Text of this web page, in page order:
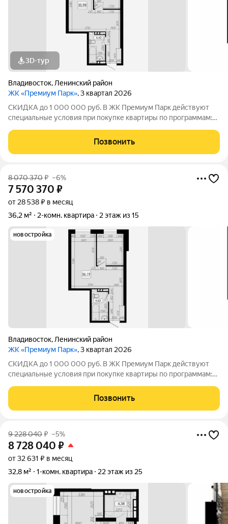
3D-тур
Владивосток, Ленинский район
ЖК «Премиум Парк», 3 квартал 2026
СКИДКА до 1 000 000 руб. В ЖК Премиум Парк действуют
специальные условия при покупке квартиры по программам:
покупке квартиры за счёт собственных средств при 100%
оплате. Размер скидки: 1 000 000
Позвонить
8 070 370₽ –6%
7 570 370 ₽
от 28 538 ₽ в месяц
36,2 м²
2-комн. квартира 2 этаж из 15
новостройка
Владивосток, Ленинский район
ЖК «Премиум Парк», 3 квартал 2026
СКИДКА до 1 000 000 руб. В ЖК Премиум Парк действуют
специальные условия при покупке квартиры по программам:
покупке квартиры за счёт собственных средств при 100%
оплате. Размер скидки: 1 000 000
Позвонить
9 228 040₽ –5%
8 728 040 ₽
от 32 631 ₽ в месяц
32,8 м²
1-комн. квартира 22 этаж из 25
новостройка